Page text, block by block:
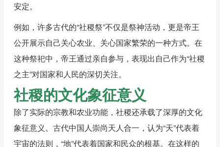
安定。
例如，许多古代的“社稷祭”不仅是祭神活动，更是帝王
公开展示自己关心农业、关心国家繁荣的一种方式。在
这种祭祀中，帝王通过亲自参与，表现出自己作为“社稷
之主”对国家和人民的深切关注。
社稷的文化象征意义
除了实际的宗教和农业功能，社稷还承载了深厚的文化
象征意义。古代中国人崇尚天人合一，认为“天”代表着
宇宙的法则，“地”代表着国家和民众的根基。在这样的